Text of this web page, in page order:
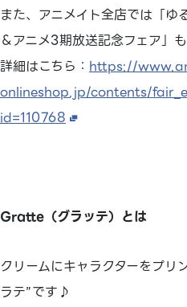
また、アニメイト全店では「
＆アニメ3期放送記念フェア」
詳細はこちら： https://
onlineshop.jp/contents/
id=110768
Gratte（グラッテ）とは
クリームにキャラクターをプリ
ラテ”です♪